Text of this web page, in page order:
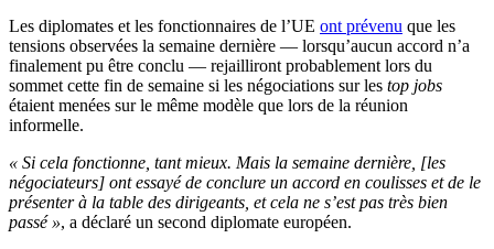
Les diplomates et les fonctionnaires de l’UE ont prévenu que les
tensions observées la semaine dernière — lorsqu’aucun accord n’a
finalement pu être conclu — rejailliront probablement lors du
sommet cette fin de semaine si les négociations sur les top jobs
étaient menées sur le même modèle que lors de la réunion
informelle.
« Si cela fonctionne, tant mieux. Mais la semaine dernière, [les
négociateurs] ont essayé de conclure un accord en coulisses et de le
présenter à la table des dirigeants, et cela ne s’est pas très bien
passé », a déclaré un second diplomate européen.